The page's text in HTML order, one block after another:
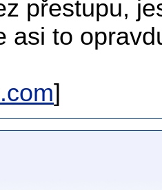
přestupu,
asi to
]